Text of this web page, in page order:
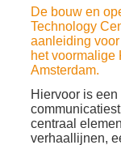
De bouw en
Technology
aanleiding
het voormalige
Amsterdam.
Hiervoor is
centraal
verhaallijnen,